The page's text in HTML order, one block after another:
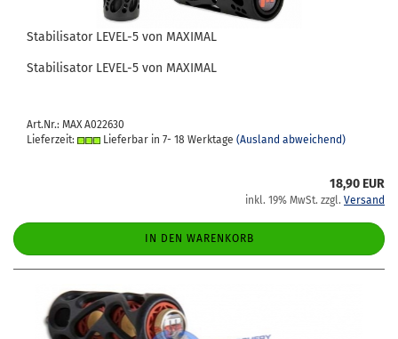
Sta­bi­li­sa­tor LEVEL-​​5 von MA­XI­MAL
Sta­bi­li­sa­tor LEVEL-​5 von MA­XI­MAL
Art.Nr.: MAX A022630
Lieferzeit:
Lieferbar in 7- 18 Werktage (Ausland abweichend)
18,90 EUR
inkl. 19% MwSt. zzgl. Versand
IN DEN WARENKORB